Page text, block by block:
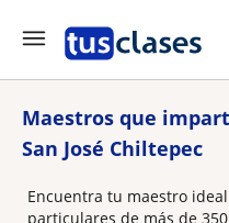
Maestros que
San José Chiltepec
Encuentra tu maestro
particulares de más de